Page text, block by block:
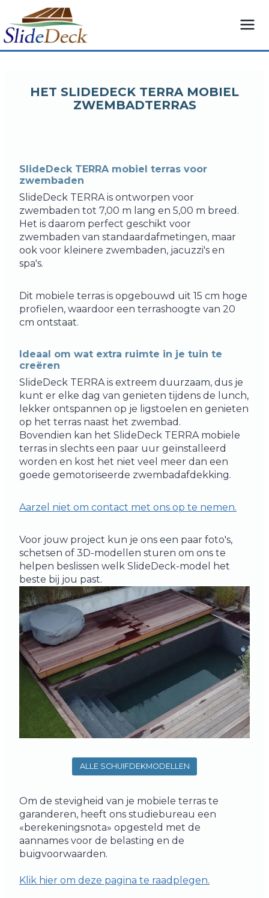
Overslaan
inhoud
HET SLIDEDECK TERRA MOBIEL
ZWEMBADTERRAS
SlideDeck TERRA mobiel terras voor
zwembaden
SlideDeck TERRA is ontworpen voor
zwembaden tot 7,00 m lang en 5,00 m breed.
Het is daarom perfect geschikt voor
zwembaden van standaardafmetingen, maar
ook voor kleinere zwembaden, jacuzzi's en
spa's.
Dit mobiele terras is opgebouwd uit 15 cm hoge
profielen, waardoor een terrashoogte van 20
cm ontstaat.
Ideaal om wat extra ruimte in je tuin te
creëren
SlideDeck TERRA is extreem duurzaam, dus je
kunt er elke dag van genieten tijdens de lunch,
lekker ontspannen op je ligstoelen en genieten
op het terras naast het zwembad.
Bovendien kan het SlideDeck TERRA mobiele
terras in slechts een paar uur geïnstalleerd
worden en kost het niet veel meer dan een
goede gemotoriseerde zwembadafdekking.
Aarzel niet om contact met ons op te nemen.
Voor jouw project kun je ons een paar foto's,
schetsen of 3D-modellen sturen om ons te
helpen beslissen welk SlideDeck-model het
beste bij jou past.
ALLE SCHUIFDEKMODELLEN
Om de stevigheid van je mobiele terras te
garanderen, heeft ons studiebureau een
«berekeningsnota» opgesteld met de
aannames voor de belasting en de
buigvoorwaarden.
Klik hier om deze pagina te raadplegen.